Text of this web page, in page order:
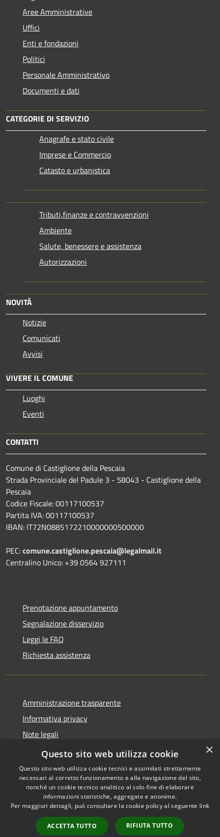
Aree Amministrative
Uffici
Enti e fondazioni
Politici
Personale Amministrativo
Documenti e dati
CATEGORIE DI SERVIZIO
Anagrafe e stato civile
Imprese e Commercio
Catasto e urbanistica
Tributi,finanze e contravvenzioni
Ambiente
Salute, benessere e assistenza
Autorizzazioni
NOVITÀ
Notizie
Comunicati
Avvisi
VIVERE IL COMUNE
Luoghi
Eventi
CONTATTI
Comune di Castiglione della Pescaia
Strada Provinciale del Padule 3 - 58043 - Castiglione della
Pescaia
Codice Fiscale: 00117100537
Partita IVA: 00117100537
IBAN: IT72N0885172210000000500000
PEC:comune.castiglione.pescaia@legalmail.it
Centralino Unico: +39 0564 927111
Prenotazione appuntamento
Segnalazione disservizio
Leggi le FAQ
Richiesta assistenza
Amministrazione trasparente
Informativa privacy
Note legali
Dichiarazione di accessibilità
Accessibilità
Copyright © 2026 • Comune di
Castiglione della Pescaia •
Powered byMunicipium
×
Questo sito web utilizza cookie
Questo sito web utilizza cookie tecnici e assimilati strettamente
necessari al corretto funzionamento e alla navigazione del sito,
nonché un cookie tecnico analitico al solo fine di elaborare
informazioni statistiche, aggregate e anonime.
Per maggiori dettagli, può consultare la cookie policy al seguente link
ACCETTA TUTTO RIFIUTA TUTTO